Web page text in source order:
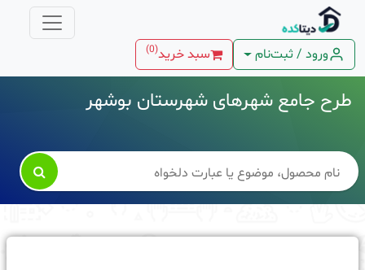
ورود / ثبت‌نام سبد خرید(
0
)
طرح جامع شهرهای شهرستان بوشهر
